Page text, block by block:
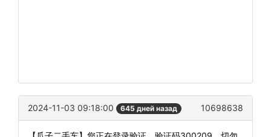
2024-11-03 09:18:00 645 дней назад 10698638